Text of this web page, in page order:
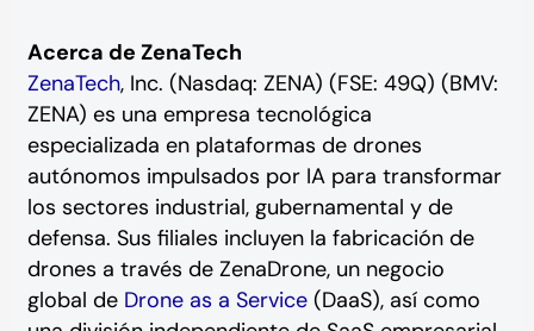
Acerca de ZenaTech
ZenaTech, Inc. (Nasdaq: ZENA) (FSE: 49Q) (BMV:
ZENA) es una empresa tecnológica
especializada en plataformas de drones
autónomos impulsados por IA para transformar
los sectores industrial, gubernamental y de
defensa. Sus filiales incluyen la fabricación de
drones a través de ZenaDrone, un negocio
global de Drone as a Service(DaaS), así como